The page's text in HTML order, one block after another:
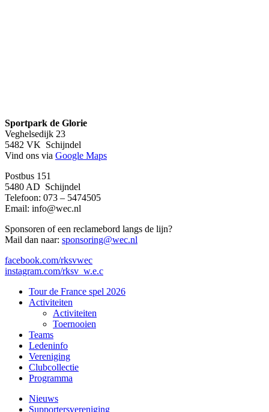
Sportpark de Glorie
Veghelsedijk 23
5482 VK Schijndel
Vind ons via Google Maps
Postbus 151
5480 AD Schijndel
Telefoon: 073 – 5474505
Email: info@wec.nl
Sponsoren of een reclamebord langs de lijn?
Mail dan naar: sponsoring@wec.nl
facebook.com/rksvwec
instagram.com/rksv_w.e.c
Close
Menu
Tour de France spel 2026
Activiteiten
Activiteiten
Toernooien
Teams
Ledeninfo
Vereniging
Clubcollectie
Programma
Nieuws
Supportersvereniging